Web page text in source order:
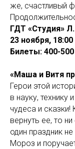
же, счастливый
ГДТ «Студия»
23 ноября, 18:00
Билеты: 400-500
«Маша и Витя
Герои этой
в науку,
чудеса и сказки!
вернуть ее, то
один праздник
Мороз и